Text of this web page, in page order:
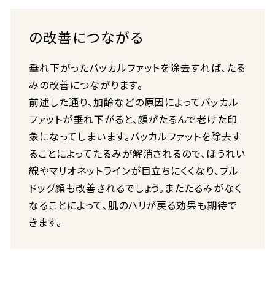
の改善につながる
垂れ下がったバッカルファットを除去すれば、たる
みの改善につながります。
前述した通り、加齢などの原因によってバッカル
ファットが垂れ下がると、顔がたるんで老けた印
象になってしまいます。バッカルファットを除去す
ることによってたるみが解消されるので、ほうれい
線やマリオネットラインが目立ちにくくなり、ブル
ドッグ顔も改善されるでしょう。またたるみがなく
なることによって、肌のハリが戻る効果も期待で
きます。